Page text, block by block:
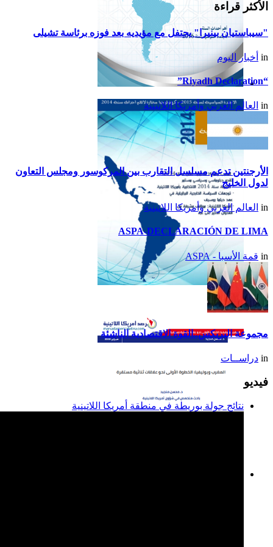
تقرير أمريكا اللاتينية لسنة
2015
تقرير أمريكا اللاتينية لسنة
2014
الأكثر قراءة
"سيباستيان بينيرا" يحتفل مع مؤيديه بعد فوزه برئاسة تشيلى
in أخبار اليوم
“Riyadh Declaration”
in العالم العربي وأمريكا اللاتينية
الأرجنتين تدعم مسلسل التقارب بين المركوسور ومجلس التعاون
لدول الخليج
in العالم العربي وأمريكا اللاتينية
ASPA-DECLARACIÓN DE LIMA
in قمة الأسبا - ASPA
مجموعة البريكس..القوة الاقتصادية الناشئة
in دراســات
فيديو
نتائج جولة بوريطة في منطقة أمريكا اللاتينية